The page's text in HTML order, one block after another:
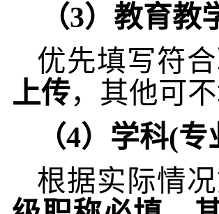
（3）教育教
优先填写符
上传，其他可不
（4）学科(专
根据实际情